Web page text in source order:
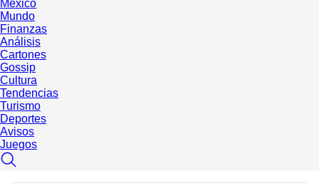
México
Mundo
Finanzas
Análisis
Cartones
Gossip
Cultura
Tendencias
Turismo
Deportes
Avisos
Juegos